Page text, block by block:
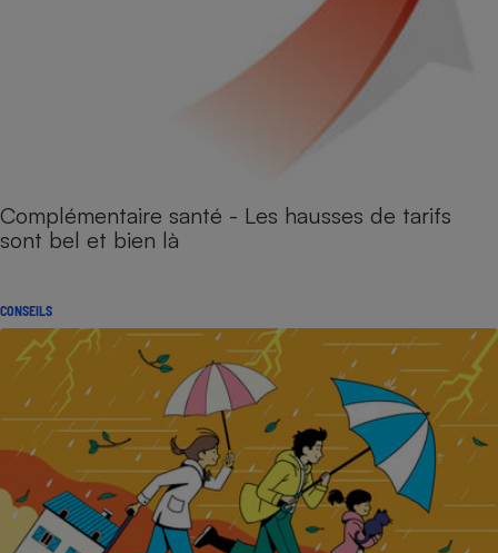
Complémentaire santé - Les hausses de tarifs
sont bel et bien là
CONSEILS